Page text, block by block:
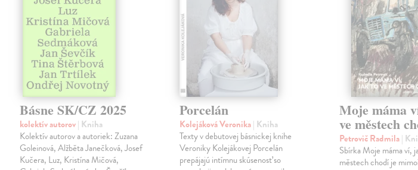
Básne SK/CZ 2025
kolektív autorov| Kniha
Kolektív autorov a autoriek: Zuzana
Goleinová, Alžběta Janečková, Josef
Kučera, Luz, Kristína Mičová,
Porcelán
Kolejáková Veronika| Kniha
Texty v debutovej básnickej knihe
Veroniky Kolejákovej Porcelán
prepájajú intímnu skúsenosť so
Moje máma
ve městech
Petrovič Radmila|
Sbírka Moje máma ví,
městech chodí je